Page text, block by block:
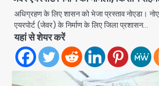
अधिग्रहण के लिए शासन को भेजा प्रस्ताव नोएडा।
एयरपोर्ट (जेवर) के निर्माण के लिए जिला प्रशासन…
यहां से शेयर करें
2
Noida
कार्रवाई में देरी पर
jai hind janab